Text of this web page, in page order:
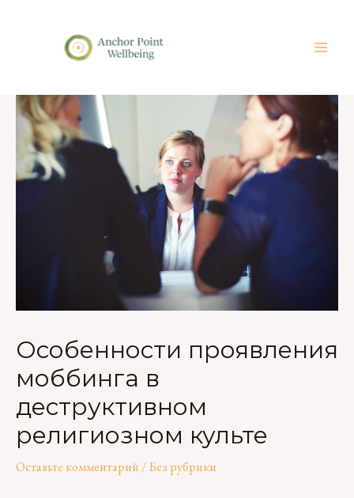
Особенности проявления
моббинга в
деструктивном
религиозном культе
Оставьте комментарий /Без рубрики